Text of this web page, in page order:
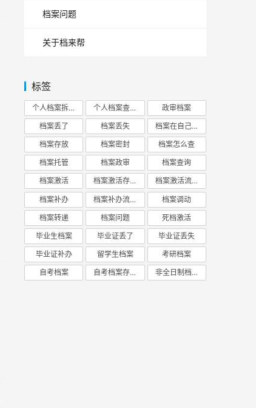
档案问题
关于档来帮
标签
个人档案拆开 个人档案查询 政审档案
档案丢了 档案丢失 档案在自己手里
档案存放 档案密封 档案怎么查
档案托管 档案政审 档案查询
档案激活 档案激活存放 档案激活流程
档案补办 档案补办流程 档案调动
档案转递 档案问题 死档激活
毕业生档案 毕业证丢了 毕业证丢失
毕业证补办 留学生档案 考研档案
自考档案 自考档案存放 非全日制档案